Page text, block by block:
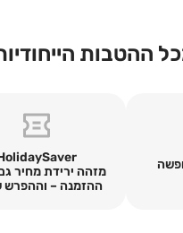
ההטבות
מזהה ירידת מחיר
ההזמנה – וההפרש